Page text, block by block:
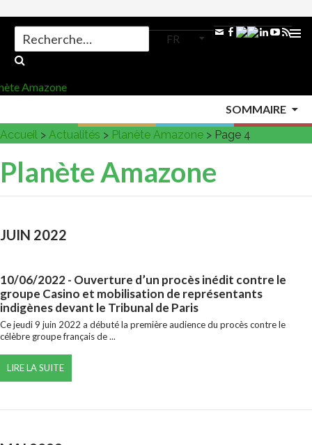
AU
FR
Search
for:
SOMMAIRE
Accueil > Actualités > Planète Amazone > Page 4
Planète Amazone
JUIN 2022
10/06/2022- Ouverture d’un procès inédit contre le
groupe Casino et mobilisation de représentants
indigènes devant le Tribunal de Paris
Ce jeudi 9 juin 2022 a débuté la première audience du procès contre le
célèbre groupe français de ...
LIRE LA SUITE